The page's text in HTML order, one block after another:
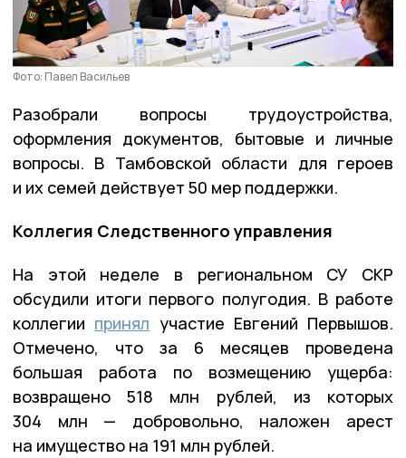
Фото: Павел Васильев
Разобрали вопросы трудоустройства,
оформления документов, бытовые и личные
вопросы. В Тамбовской области для героев
и их семей действует 50 мер поддержки.
Коллегия Следственного управления
На этой неделе в региональном СУ СКР
обсудили итоги первого полугодия. В работе
коллегии принял участие Евгений Первышов.
Отмечено, что за 6 месяцев проведена
большая работа по возмещению ущерба:
возвращено 518 млн рублей, из которых
304 млн — добровольно, наложен арест
на имущество на 191 млн рублей.